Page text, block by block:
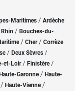
Maritimes / Ardèche
Rhin / Bouches-du-
/ Cher / Corrèze
/ Deux Sèvres /
et-Loir / Finistère/
Haute-Garonne/ Haute-
Haute-Vienne/